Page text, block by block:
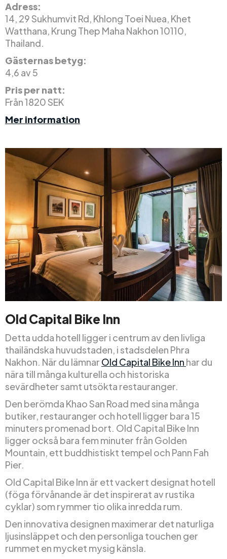
Adress:
14, 29 Sukhumvit Rd, Khlong Toei Nuea, Khet
Watthana, Krung Thep Maha Nakhon 10110,
Thailand.
Gästernas betyg:
4,6 av 5
Pris per natt:
Från 1820 SEK
Mer information
Old Capital Bike Inn
Detta udda hotell ligger i centrum av den livliga
thailändska huvudstaden, i stadsdelen Phra
Nakhon. När du lämnar Old Capital Bike Inn har du
nära till många kulturella och historiska
sevärdheter samt utsökta restauranger.
Den berömda Khao San Road med sina många
butiker, restauranger och hotell ligger bara 15
minuters promenad bort. Old Capital Bike Inn
ligger också bara fem minuter från Golden
Mountain, ett buddhistiskt tempel och Pann Fah
Pier.
Old Capital Bike Inn är ett vackert designat hotell
(föga förvånande är det inspirerat av rustika
cyklar) som rymmer tio olika inredda rum.
Den innovativa designen maximerar det naturliga
ljusinsläppet och den personliga touchen ger
rummet en mycket mysig känsla.